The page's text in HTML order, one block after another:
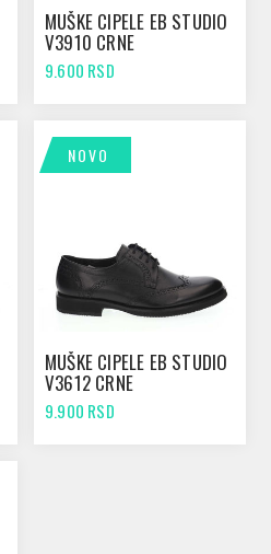
MUŠKE CIPELE EB STUDIO
V3910 CRNE
9.600 RSD
NOVO
MUŠKE CIPELE EB STUDIO
V3612 CRNE
9.900 RSD